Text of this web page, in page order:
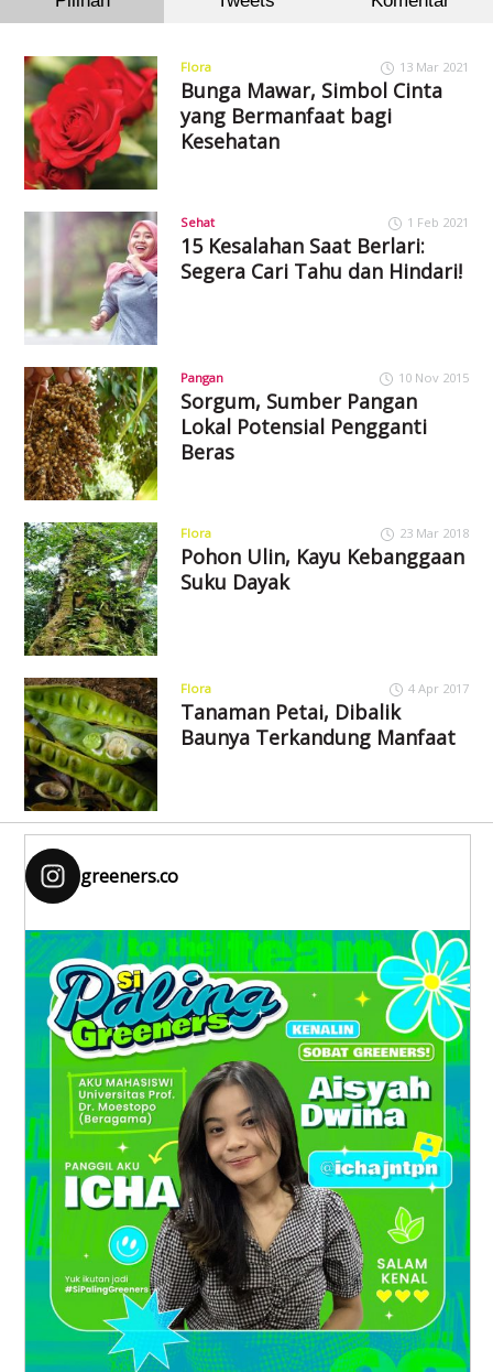
Flora 13 Mar 2021
Bunga Mawar, Simbol Cinta
yang Bermanfaat bagi
Kesehatan
Sehat 1 Feb 2021
15 Kesalahan Saat Berlari:
Segera Cari Tahu dan Hindari!
Pangan 10 Nov 2015
Sorgum, Sumber Pangan
Lokal Potensial Pengganti
Beras
Flora 23 Mar 2018
Pohon Ulin, Kayu Kebanggaan
Suku Dayak
Flora 4 Apr 2017
Tanaman Petai, Dibalik
Baunya Terkandung Manfaat
greeners.co